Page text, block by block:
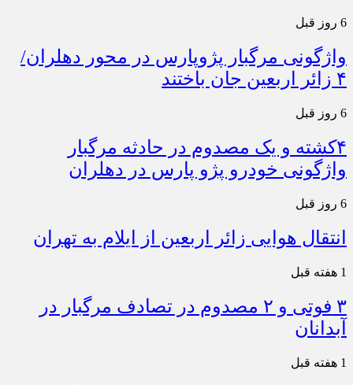
6 روز قبل
واژگونی مرگبار پژوپارس در محور دهلران/
۴ زائر اربعین جان باختند
6 روز قبل
۴کشته و یک مصدوم در حادثه مرگبار
واژگونی خودرو پژو پارس در دهلران
6 روز قبل
انتقال هوایی زائر اربعین از ایلام به تهران
1 هفته قبل
۳ فوتی و ۲ مصدوم در تصادف مرگبار در
آبدانان
1 هفته قبل